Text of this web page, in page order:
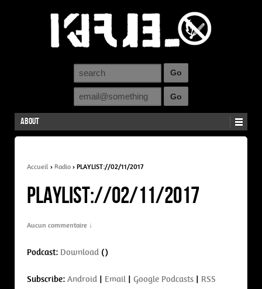
About
Accueil › Radio › PLAYLIST://02/11/2017
PLAYLIST://02/11/2017
Aucun commentaire ↓
Podcast: Download ()
Subscribe: Android Email Google Podcasts RSS